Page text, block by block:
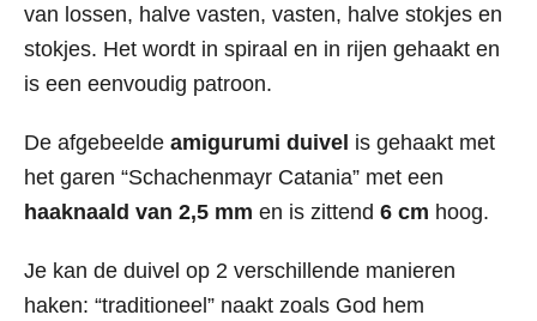
van lossen, halve vasten, vasten, halve stokjes en
stokjes. Het wordt in spiraal en in rijen gehaakt en
is een eenvoudig patroon.
De afgebeelde amigurumi duivel is gehaakt met
het garen “Schachenmayr Catania” met een
haaknaald van 2,5 mm en is zittend 6 cm hoog.
Je kan de duivel op 2 verschillende manieren
haken: “traditioneel” naakt zoals God hem